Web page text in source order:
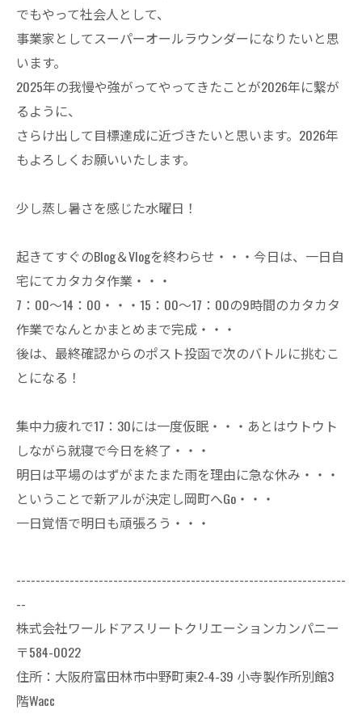
でもやって社会人として、
事業家としてスーパーオールラウンダーになりたいと思
います。
2025年の我慢や強がってやってきたことが2026年に繋が
るように、
さらけ出して目標達成に近づきたいと思います。2026年
もよろしくお願いいたします。
少し蒸し暑さを感じた水曜日！
起きてすぐのBlog＆Vlogを終わらせ・・・今日は、一日自
宅にてカタカタ作業・・・
7：00～14：00・・・15：00～17：00の9時間のカタカタ
作業でなんとかまとめまで完成・・・
後は、最終確認からのポスト投函で次のバトルに挑むこ
とになる！
集中力疲れで17：30には一度仮眠・・・あとはウトウト
しながら就寝で今日を終了・・・
明日は平場のはずがまたまた雨を理由に急な休み・・・
ということで新アルが決定し岡町へGo・・・
一日覚悟で明日も頑張ろう・・・
--------------------------------------------------------------------
--
株式会社ワールドアスリートクリエーションカンパニー
〒584-0022
住所：大阪府富田林市中野町東2-4-39 小寺製作所別館3
階Wacc